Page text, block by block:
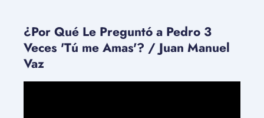
¿Por Qué Le Preguntó a Pedro 3
Veces 'Tú me Amas'? / Juan Manuel
Vaz